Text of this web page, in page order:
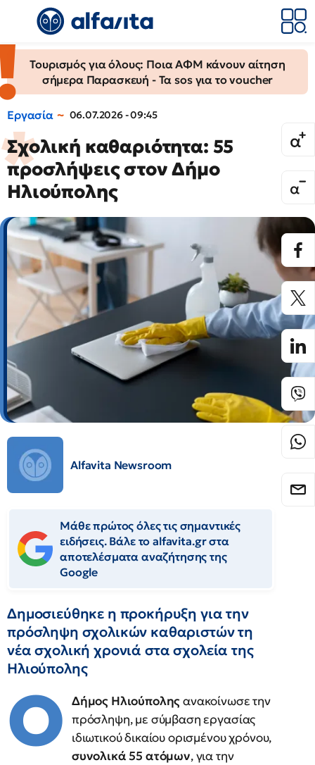
Τουρισμός για όλους: Ποια ΑΦΜ κάνουν αίτηση
σήμερα Παρασκευή - Τα sos για το voucher
Εργασία 06.07.2026 - 09:45
Σχολική καθαριότητα: 55
προσλήψεις στον Δήμο
Ηλιούπολης
Alfavita Newsroom
Μάθε πρώτος όλες τις σημαντικές
ειδήσεις. Βάλε το alfavita.gr στα
αποτελέσματα αναζήτησης της
Google
Δημοσιεύθηκε η προκήρυξη για την
πρόσληψη σχολικών καθαριστών τη
νέα σχολική χρονιά στα σχολεία της
Ηλιούπολης
Ο Δήμος Ηλιούποληςανακοίνωσε την
πρόσληψη, με σύμβαση εργασίας
ιδιωτικού δικαίου ορισμένου χρόνου,
συνολικά 55 ατόμων, για την